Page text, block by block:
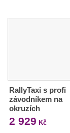
RallyTaxi s profi
závodníkem na
okruzích
2 929 Kč